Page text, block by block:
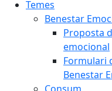
Temes
Benestar
Proposta
emocional
Formulari
Benestar